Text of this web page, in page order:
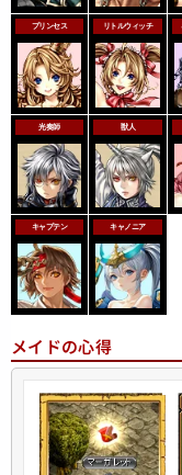
プリンセス リトルウィッチ
光奏師 獣人
キャプテン キャノニア
メイドの心得